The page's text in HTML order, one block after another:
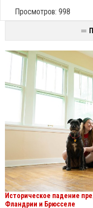
Историческое падение
Фландрии и Брюсселе
Просмотров: 998